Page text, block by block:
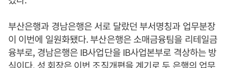
부산은행과 경남은행은 서로 달랐던 부서명칭과 업무분장
이 이번에 일원화됐다. 부산은행은 소매금융팀을 리테일금
융부로, 경남은행은 IB사업단을 IB사업본부로 격상하는 방
식이다. 성 회장은 이번 조직개편을 계기로 두 은행의 업무